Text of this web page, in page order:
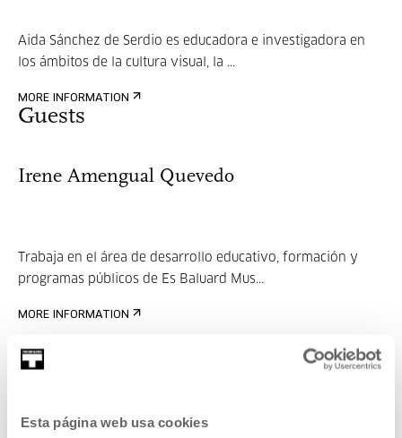
Esta página web usa cookies
Aida Sánchez de Serdio es educadora e investigadora en
los ámbitos de la cultura visual, la ...
MORE INFORMATION
Guests
Irene Amengual Quevedo
Trabaja en el área de desarrollo educativo, formación y
programas públicos de Es Baluard Mus...
MORE INFORMATION